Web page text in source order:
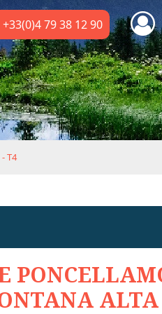
+33(0)4 79 38 12 90
T4
ALTA